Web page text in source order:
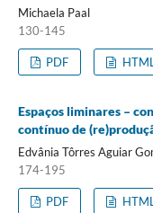
Michaela Paal
130-145
PDF
Espaços liminares –
contínuo de
Edvânia Tôrres Aguiar
174-195
PDF